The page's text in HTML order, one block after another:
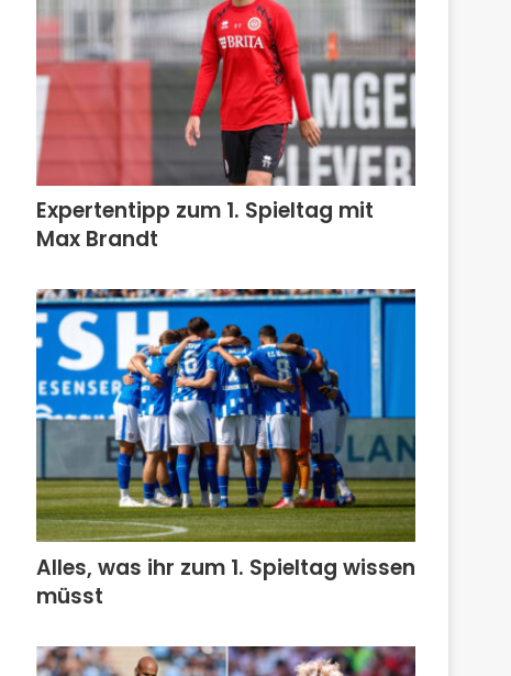
Expertentipp zum 1. Spieltag mit
Max Brandt
Alles, was ihr zum 1. Spieltag wissen
müsst